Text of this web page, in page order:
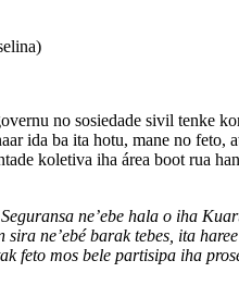
no sosiedade sivil tenke
ida ba ita hotu, mane no
koletiva iha área boot rua
ne’ebe hala o iha
ne’ebé barak tebes, ita
feto mos bele partisipa iha